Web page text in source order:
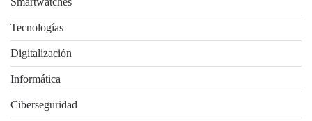
Tecnologías
Digitalización
Informática
Ciberseguridad